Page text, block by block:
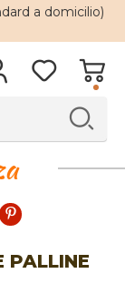
a domicilio)
PALLINE